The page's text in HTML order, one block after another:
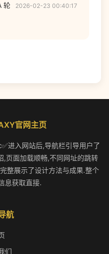
轮
2026-02-23 00:40:17
官网主页
进入网站后,导航栏引导用户了
,页面加载顺畅,不同网址的跳转
整展示了设计方法与成果.整个
息获取直接.
航
们